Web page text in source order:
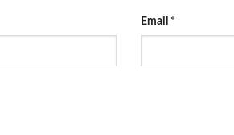
Email *